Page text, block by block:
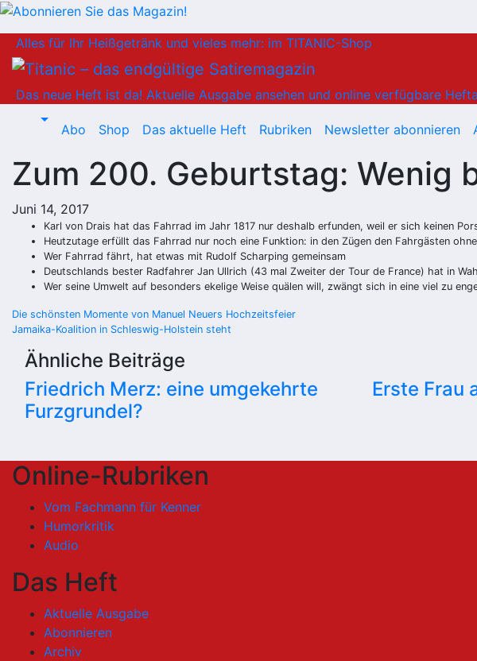
Inhalt
springen
Alles für Ihr Heißgetränk und vieles mehr: im TITANIC-Shop
Das neue Heft ist da! Aktuelle Ausgabe ansehen und online verfügbare
Abo Shop Das aktuelle Heft Rubriken Newsletter abonnieren
Zum 200. Geburtstag: Wenig
Juni 14, 2017
Karl von Drais hat das Fahrrad im Jahr 1817 nur deshalb erfunden, weil er sich keinen
Heutzutage erfüllt das Fahrrad nur noch eine Funktion: in den Zügen den Fahrgästen
Wer Fahrrad fährt, hat etwas mit Rudolf Scharping gemeinsam
Deutschlands bester Radfahrer Jan Ullrich (43 mal Zweiter der Tour de France) hat in
Wer seine Umwelt auf besonders ekelige Weise quälen will, zwängt sich in eine viel zu
Beitragsnavigation
Die schönsten Momente von Manuel Neuers Hochzeitsfeier
Jamaika-Koalition in Schleswig-Holstein steht
Ähnliche Beiträge
Friedrich Merz: eine umgekehrte
Furzgrundel?
Erste Frau
Online-Rubriken
Vom Fachmann für Kenner
Humorkritik
Audio
Das Heft
Aktuelle Ausgabe
Abonnieren
Archiv